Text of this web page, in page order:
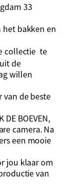
33
het bakken en
collectie te
de
willen
van de beste
BOEVEN,
camera. Na
een mooie
jou klaar om
van